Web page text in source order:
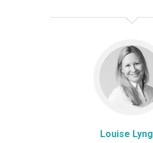
Louise